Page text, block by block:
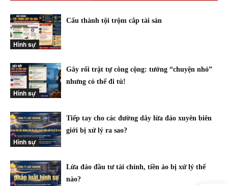
Hình sự
Cấu thành tội trộm cắp tài sản
Hình sự
Gây rối trật tự công cộng: tưởng “chuyện nhỏ”
nhưng có thể đi tù!
Hình sự
Tiếp tay cho các đường dây lừa đảo xuyên biên
giới bị xử lý ra sao?
Lừa đảo đầu tư tài chính, tiền ảo bị xử lý thế
nào?